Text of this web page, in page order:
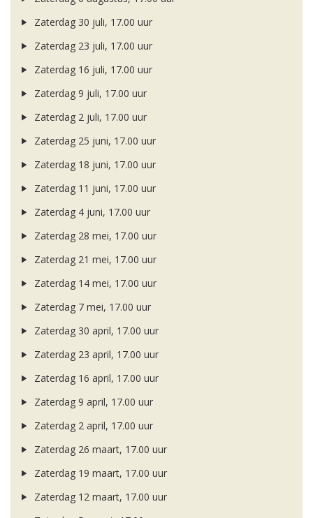
Zaterdag 30 juli, 17.00 uur
Zaterdag 23 juli, 17.00 uur
Zaterdag 16 juli, 17.00 uur
Zaterdag 9 juli, 17.00 uur
Zaterdag 2 juli, 17.00 uur
Zaterdag 25 juni, 17.00 uur
Zaterdag 18 juni, 17.00 uur
Zaterdag 11 juni, 17.00 uur
Zaterdag 4 juni, 17.00 uur
Zaterdag 28 mei, 17.00 uur
Zaterdag 21 mei, 17.00 uur
Zaterdag 14 mei, 17.00 uur
Zaterdag 7 mei, 17.00 uur
Zaterdag 30 april, 17.00 uur
Zaterdag 23 april, 17.00 uur
Zaterdag 16 april, 17.00 uur
Zaterdag 9 april, 17.00 uur
Zaterdag 2 april, 17.00 uur
Zaterdag 26 maart, 17.00 uur
Zaterdag 19 maart, 17.00 uur
Zaterdag 12 maart, 17.00 uur